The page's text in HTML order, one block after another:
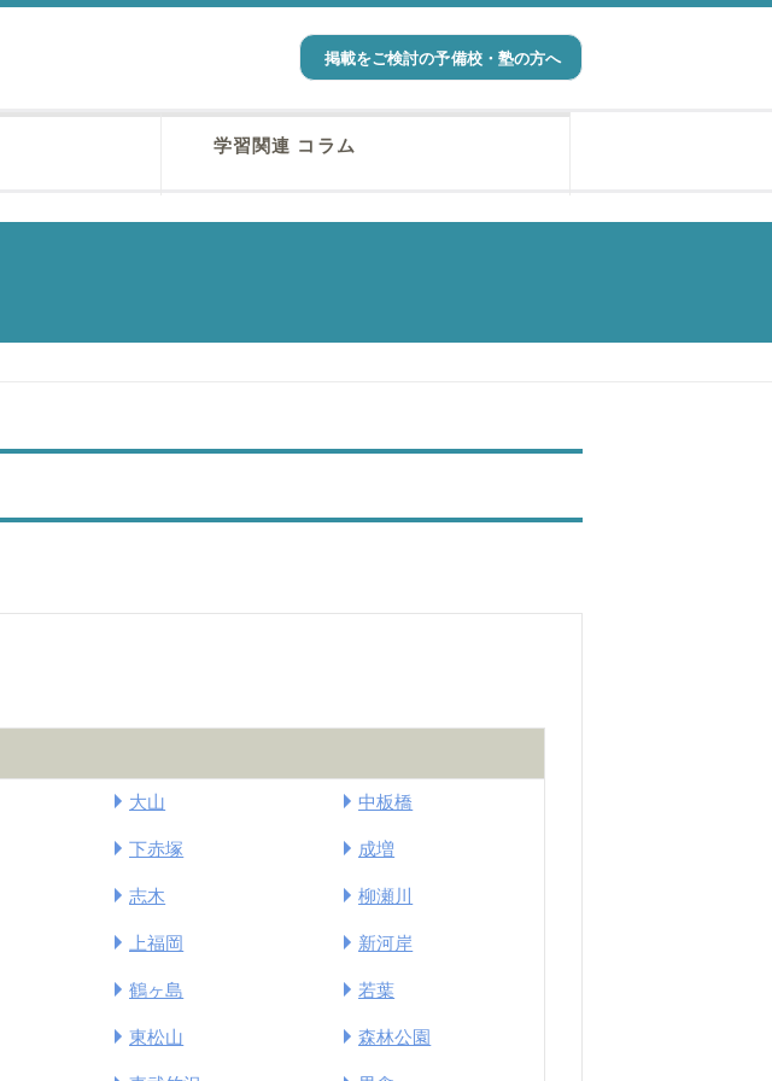
掲載をご検討の予備校・塾の方へ
学習関連 コラム
大山 中板橋
下赤塚 成増
志木 柳瀬川
上福岡 新河岸
鶴ヶ島 若葉
東松山 森林公園